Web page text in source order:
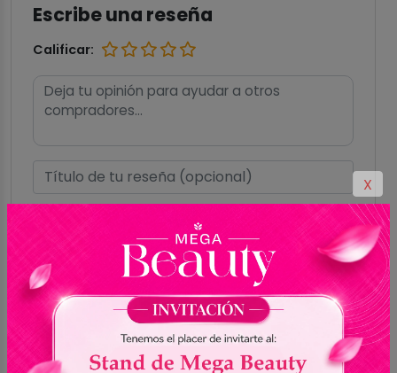
Escribe una reseña
Calificar:
Subir imágenes (Máximo de 2MB por
imagen)
Hasta 5 imágenes
Formatos aceptados: GIF, PNG, JPG, JPEG,
WEBP
X